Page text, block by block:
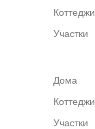
Коттеджи
Участки
Дома
Коттеджи
Участки